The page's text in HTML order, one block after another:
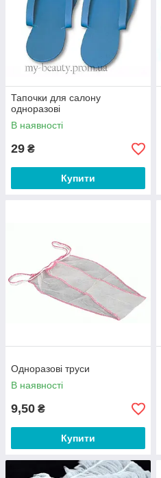
Тапочки для салону
одноразові
В наявності
29 ₴
Купити
Одноразові труси
В наявності
9,50 ₴
Купити